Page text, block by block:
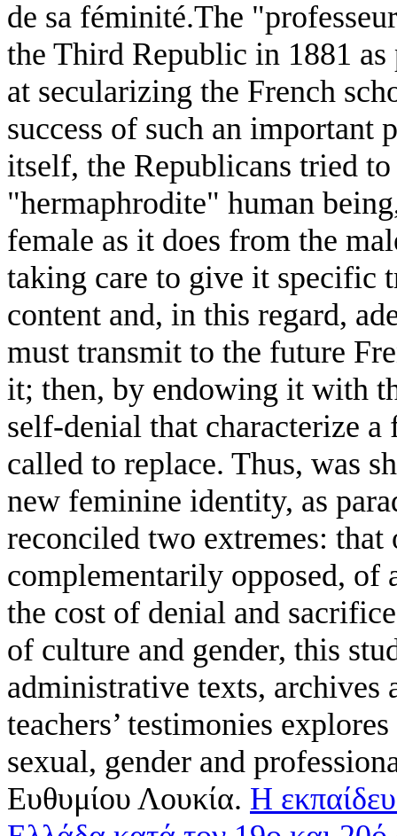
de sa féminité.The
the Third Republic in 1881 as
at secularizing the French
success of such an
itself, the Republicans tried
"hermaphrodite" human
female as it does from the
taking care to give it specific
content and, in this regard,
must transmit to the future
it; then, by endowing it with
self-denial that characterize
called to replace. Thus, was
new feminine identity, as
reconciled two extremes: that
complementarily opposed, of
the cost of denial and
of culture and gender, this
administrative texts, archives
teachers’ testimonies
sexual, gender and
Ευθυμίου Λουκία. Η